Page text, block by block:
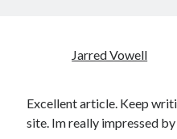
Jarred Vowell
Excellent article. Keep
site. Im really impressed